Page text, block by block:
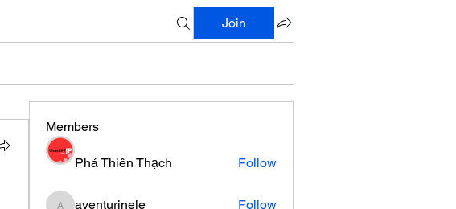
Join
Members
Phá Thiên Thạch Follow
aventurinele Follow